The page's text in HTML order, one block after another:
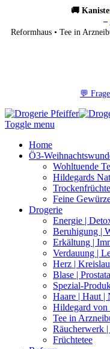
🚚
–
Reformhaus • Tee in
💬
Toggle menu
Home
Ö3-
Wohltuende
Hildegards
Feine
Drogerie
Energie |
Beruhigung |
Erkältung |
Verdauung |
Herz |
Blase |
Spezial-
Haare | Haut |
Hildegard von
Tee in
Räucherwerk
Früchtetee